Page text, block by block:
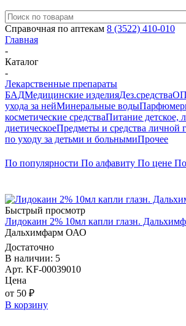
Справочная по аптекам 8 (3522) 410-010
Главная
-
Каталог
-
Лекарственные препараты
БАДМедицинские изделияДез.средства
ухода за нейМинеральные воды
косметические средстваПитание детское,
диетическоеПредметы и средства личной
по уходу за детьми и больнымиПрочее
По популярности По алфавиту По цене
Быстрый просмотр
Лидокаин 2% 10мл капли глазн.
Дальхимфарм ОАО
Достаточно
В наличии: 5
Арт. KF-00039010
Цена
от 50 ₽
В корзину